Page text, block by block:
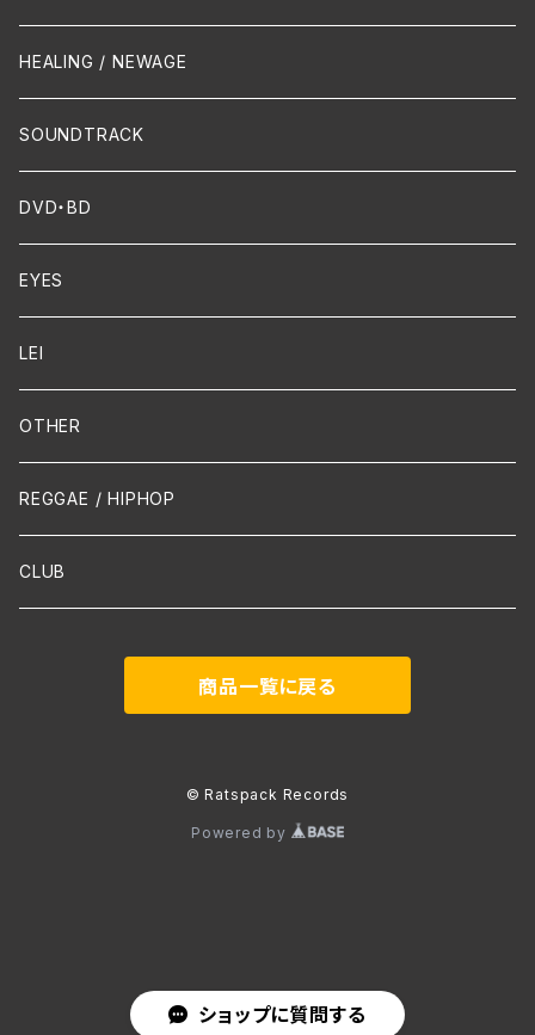
ショップに質問する
Crossover / Fusion
Dixie / New Orleans
FUNK
Chanson
Piano
Flute
Violin
Cello
Guitar / Ukulele
Mandolin
声楽
吹奏楽
Contemporary / Avangarde
HEALING / NEWAGE
SOUNDTRACK
DVD・BD
EYES
LEI
OTHER
REGGAE / HIPHOP
CLUB
商品一覧に戻る
© Ratspack Records
Powered by